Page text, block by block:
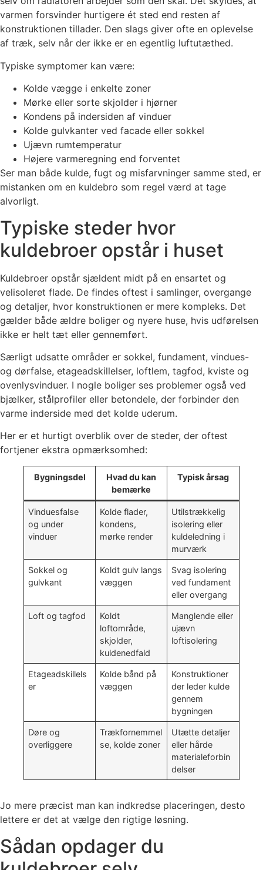
varmen forsvinder hurtigere ét sted end resten af
konstruktionen tillader. Den slags giver ofte en oplevelse
af træk, selv når der ikke er en egentlig luftutæthed.
Typiske symptomer kan være:
Kolde vægge i enkelte zoner
Mørke eller sorte skjolder i hjørner
Kondens på indersiden af vinduer
Kolde gulvkanter ved facade eller sokkel
Ujævn rumtemperatur
Højere varmeregning end forventet
Ser man både kulde, fugt og misfarvninger samme sted, er
mistanken om en kuldebro som regel værd at tage
alvorligt.
Typiske steder hvor
kuldebroer opstår i huset
Kuldebroer opstår sjældent midt på en ensartet og
velisoleret flade. De findes oftest i samlinger, overgange
og detaljer, hvor konstruktionen er mere kompleks. Det
gælder både ældre boliger og nyere huse, hvis udførelsen
ikke er helt tæt eller gennemført.
Særligt udsatte områder er sokkel, fundament, vindues-
og dørfalse, etageadskillelser, loftlem, tagfod, kviste og
ovenlysvinduer. I nogle boliger ses problemer også ved
bjælker, stålprofiler eller betondele, der forbinder den
varme inderside med det kolde uderum.
Her er et hurtigt overblik over de steder, der oftest
fortjener ekstra opmærksomhed:
Bygningsdel
Hvad du kan
bemærke
Typisk årsag
Vinduesfalse
og under
vinduer
Kolde flader,
kondens,
mørke render
Utilstrækkelig
isolering eller
kuldeledning i
murværk
Sokkel og
gulvkant
Koldt gulv langs
væggen
Svag isolering
ved fundament
eller overgang
Loft og tagfod
Koldt
loftområde,
skjolder,
kuldenedfald
Manglende eller
ujævn
loftisolering
Etageadskillels
er
Kolde bånd på
væggen
Konstruktioner
der leder kulde
gennem
bygningen
Døre og
overliggere
Trækfornemmel
se, kolde zoner
Utætte detaljer
eller hårde
materialeforbin
delser
Jo mere præcist man kan indkredse placeringen, desto
lettere er det at vælge den rigtige løsning.
Sådan opdager du